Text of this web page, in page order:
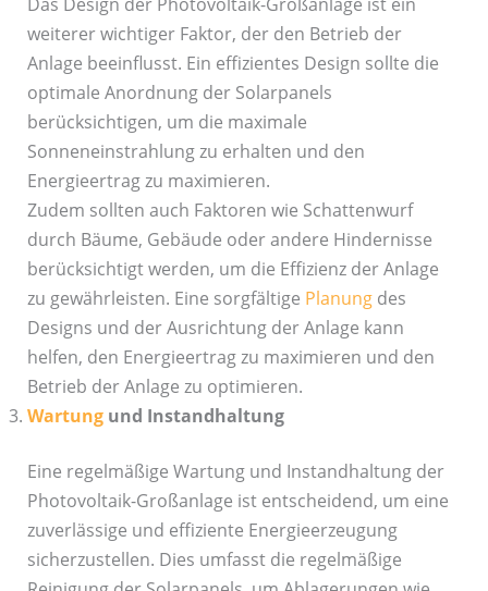
weiterer wichtiger Faktor, der den Betrieb der
Anlage beeinflusst. Ein effizientes Design sollte die
optimale Anordnung der Solarpanels
berücksichtigen, um die maximale
Sonneneinstrahlung zu erhalten und den
Energieertrag zu maximieren.
Zudem sollten auch Faktoren wie Schattenwurf
durch Bäume, Gebäude oder andere Hindernisse
berücksichtigt werden, um die Effizienz der Anlage
zu gewährleisten. Eine sorgfältige Planungdes
Designs und der Ausrichtung der Anlage kann
helfen, den Energieertrag zu maximieren und den
Betrieb der Anlage zu optimieren.
Wartungund Instandhaltung
Eine regelmäßige Wartung und Instandhaltung der
Photovoltaik-Großanlage ist entscheidend, um eine
zuverlässige und effiziente Energieerzeugung
sicherzustellen. Dies umfasst die regelmäßige